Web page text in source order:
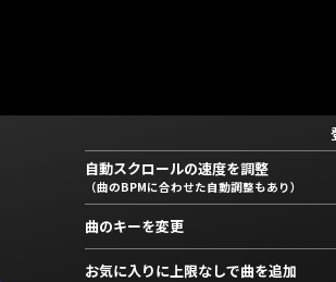
自動スクロールの速度を調整
（曲のBPMに合わせた自動調整もあり）
曲のキーを変更
お気に入りに上限なしで曲を追加